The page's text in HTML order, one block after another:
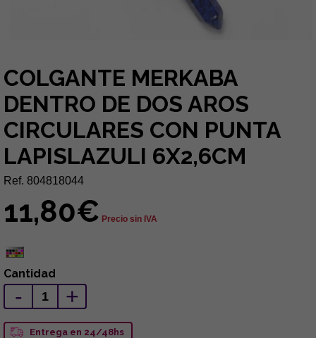
COLGANTE MERKABA
DENTRO DE DOS AROS
CIRCULARES CON PUNTA
LAPISLAZULI 6X2,6CM
Ref. 804818044
11,80€ Precio sin IVA
Cantidad
- +
Entrega en 24/48hs